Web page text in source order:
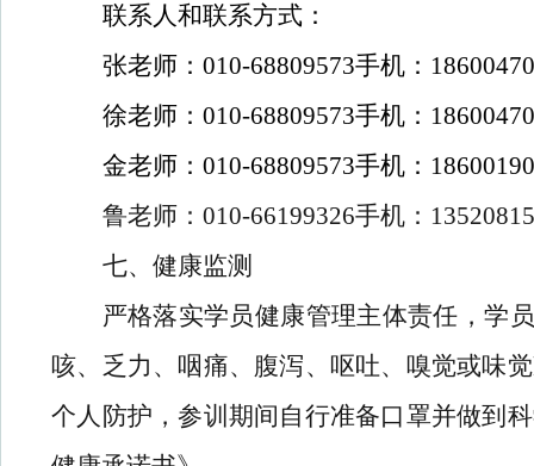
联系人和联系方式：
张老师：010-68809573手机：
徐老师：010-68809573手机：
金老师：010-68809573手机：
鲁老师：010-66199326手机：
七、健康监测
严格落实学员健康管理主体责任，学
咳、乏力、咽痛、腹泻、呕吐、嗅觉或味
个人防护，参训期间自行准备口罩并做到